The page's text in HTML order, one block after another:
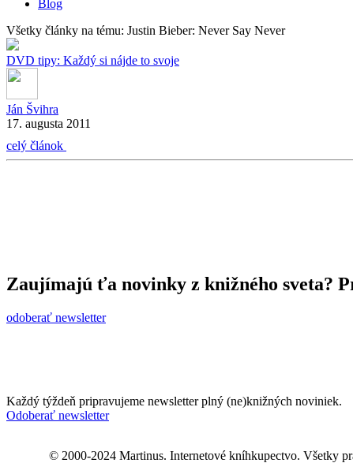
Blog
Všetky články na tému: Justin Bieber: Never Say Never
DVD tipy: Každý si nájde to svoje
Ján Švihra
17. augusta 2011
celý článok
Zaujímajú ťa novinky z knižného sveta?
odoberať newsletter
Každý týždeň pripravujeme newsletter plný (ne)knižných noviniek.
Odoberať newsletter
© 2000-2024 Martinus. Internetové kníhkupectvo. Všetky